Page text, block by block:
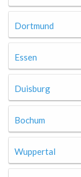
Dortmund
Essen
Duisburg
Bochum
Wuppertal